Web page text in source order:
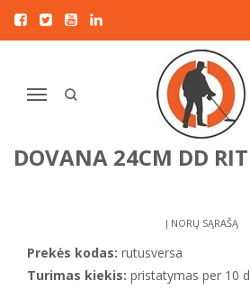
Navigacija
Pagrindinis DETEKTORIAI LAISVALAIKIUI
RUTUS VERSA VC metalo detektorius su
RUTUS VERSA VC
DETEKTORIUS SU
DOVANA 24CM DD
Į NORŲ SĄRAŠĄ
Prekės kodas: rutusversa
Turimas kiekis: pristatymas per 10